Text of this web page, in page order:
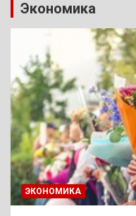
Экономика
ЭКОНОМИКА